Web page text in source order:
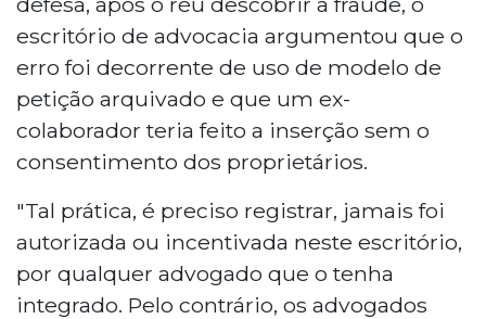
escritório de advocacia argumentou que o
erro foi decorrente de uso de modelo de
petição arquivado e que um ex-
colaborador teria feito a inserção sem o
consentimento dos proprietários.
"Tal prática, é preciso registrar, jamais foi
autorizada ou incentivada neste escritório,
por qualquer advogado que o tenha
integrado. Pelo contrário, os advogados